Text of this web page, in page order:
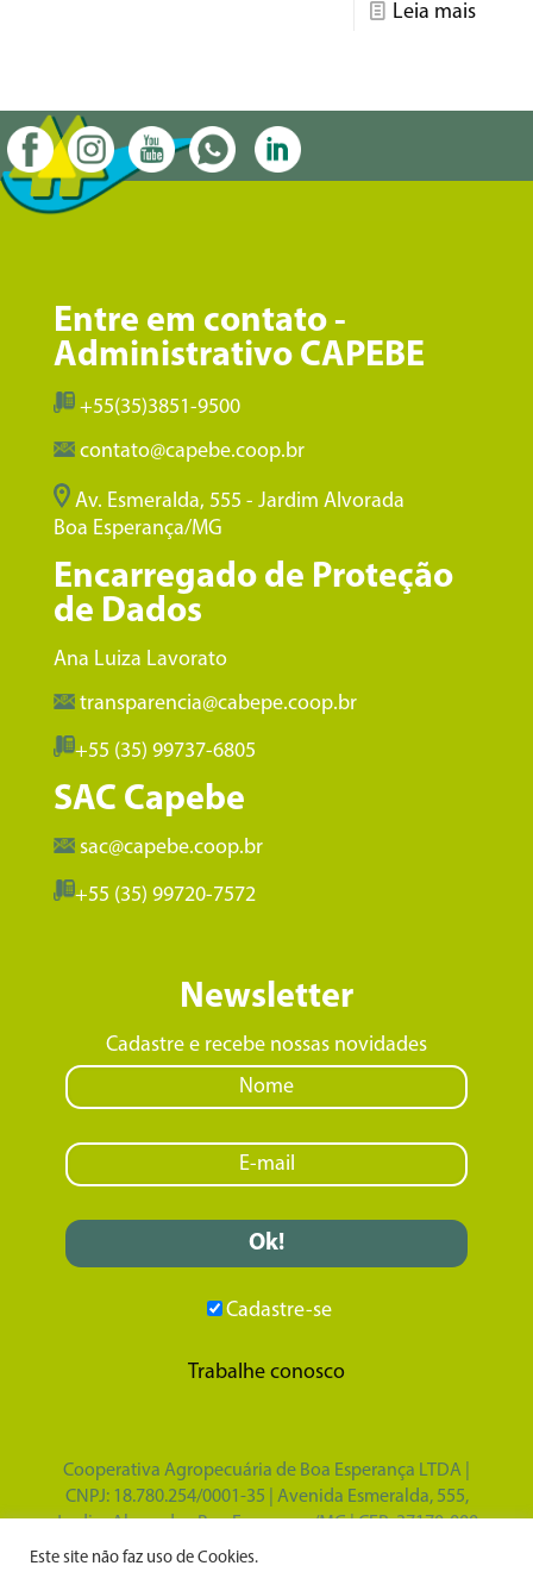
Leia mais
Entre em contato -
Administrativo CAPEBE
+55(35)3851-9500
contato@capebe.coop.br
Av. Esmeralda, 555 - Jardim Alvorada
Boa Esperança/MG
Encarregado de Proteção
de Dados
Ana Luiza Lavorato
transparencia@cabepe.coop.br
+55 (35) 99737-6805
SAC Capebe
sac@capebe.coop.br
+55 (35) 99720-7572
Newsletter
Cadastre e recebe nossas novidades
Cadastre-se
Trabalhe conosco
Cooperativa Agropecuária de Boa Esperança LTDA |
CNPJ: 18.780.254/0001-35 | Avenida Esmeralda, 555,
Jardim Alvorada - Boa Esperança/MG | CEP: 37170-000
Design porTupã Comunicação e Marketing
Este site não faz uso de Cookies.